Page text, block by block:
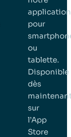
application
pour
ou
tablette.
Disponible
dès
sur
l’App
Store